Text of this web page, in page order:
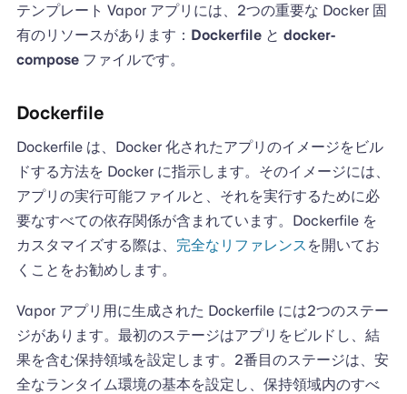
テンプレート Vapor アプリには、2つの重要な Docker 固
有のリソースがあります： Dockerfileと docker-
composeファイルです。
Dockerfile
Dockerfile は、Docker 化されたアプリのイメージをビル
ドする方法を Docker に指示します。そのイメージには、
アプリの実行可能ファイルと、それを実行するために必
要なすべての依存関係が含まれています。Dockerfile を
カスタマイズする際は、 完全なリファレンス を開いてお
くことをお勧めします。
Vapor アプリ用に生成された Dockerfile には2つのステー
ジがあります。最初のステージはアプリをビルドし、結
果を含む保持領域を設定します。2番目のステージは、安
全なランタイム環境の基本を設定し、保持領域内のすべ